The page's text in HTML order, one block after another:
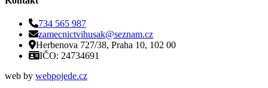
734 565 987
zamecnictvihusak@seznam.cz
Herbenova 727/38, Praha 10, 102 00
IČO: 24734691
web by webpojede.cz